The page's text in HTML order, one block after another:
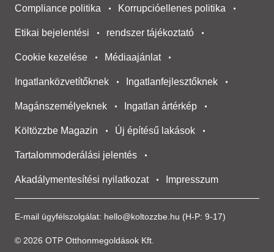
E-mail ügyfélszolgálat: hello@koltozzbe.hu (H-P: 9-17)
© 2026 OTP Otthonmegoldások Kft.
Compliance politika Korrupcióellenes politika
Etikai bejelentési rendszer tájékoztató
Cookie kezelése Médiaajánlat
Ingatlanközvetítőknek Ingatlanfejlesztőknek
Magánszemélyeknek Ingatlan ártérkép
Költözzbe Magazin Új építésű lakások
Tartalommoderálási jelentés
Akadálymentesítési nyilatkozat Impresszum